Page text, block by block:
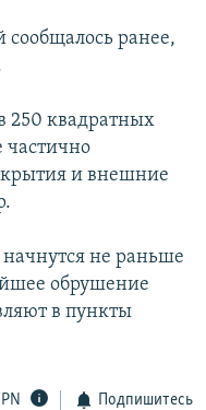
сообщалось ранее,
250 квадратных
частично
и внешние
не раньше
обрушение
в пункты
Подпишитесь